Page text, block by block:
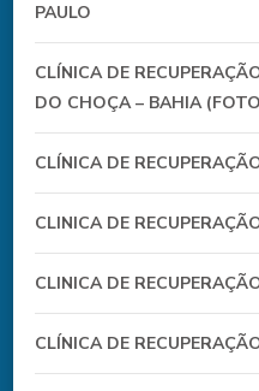
PAULO
CLÍNICA DE
DO CHOÇA – BAHIA
CLÍNICA DE
CLINICA DE
CLINICA DE
CLÍNICA DE